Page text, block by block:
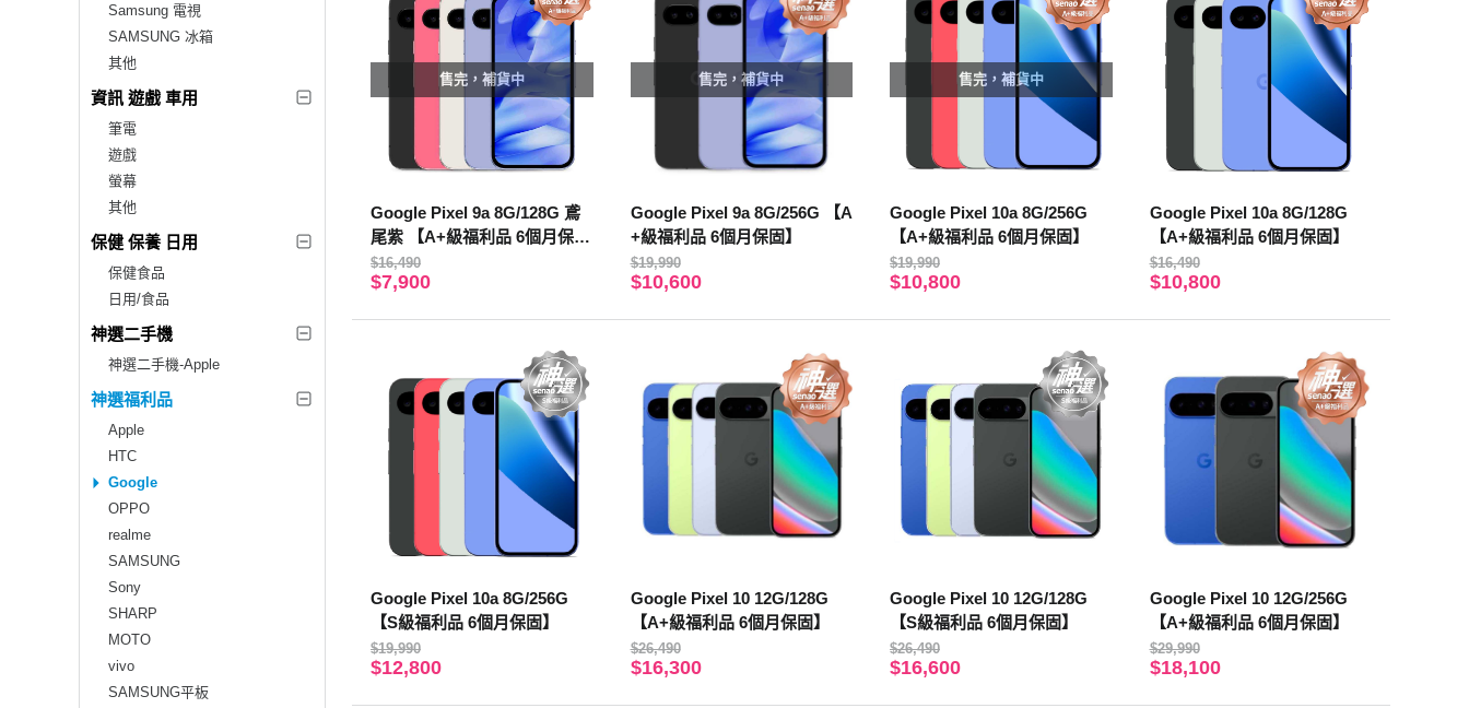
Samsung 電視
SAMSUNG 冰箱
其他
資訊 遊戲 車用
筆電
遊戲
螢幕
其他
保健 保養 日用
保健食品
日用/食品
神選二手機
神選二手機-Apple
神選福利品
Apple
HTC
Google
OPPO
realme
SAMSUNG
Sony
SHARP
MOTO
vivo
SAMSUNG平板
售完，補貨中
Google Pixel 9a 8G/128G 鳶
尾紫 【A+級福利品 6個月保
固】
$16,490
$7,900
售完，補貨中
Google Pixel 9a 8G/256G 【A
+級福利品 6個月保固】
$19,990
$10,600
售完，補貨中
Google Pixel 10a 8G/256G
【A+級福利品 6個月保固】
$19,990
$10,800
Google Pixel 10a 8G/128G
【A+級福利品 6個月保固】
$16,490
$10,800
Google Pixel 10a 8G/256G
【S級福利品 6個月保固】
$19,990
$12,800
Google Pixel 10 12G/128G
【A+級福利品 6個月保固】
$26,490
$16,300
Google Pixel 10 12G/128G
【S級福利品 6個月保固】
$26,490
$16,600
Google Pixel 10 12G/256G
【A+級福利品 6個月保固】
$29,990
$18,100